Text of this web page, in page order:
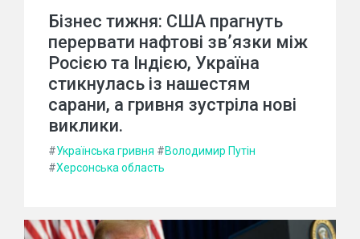
Бізнес тижня: США прагнуть
перервати нафтові зв’язки між
Росією та Індією, Україна
стикнулась із нашестям
сарани, а гривня зустріла нові
виклики.
#Українська гривня #Володимир Путін
#Херсонська область